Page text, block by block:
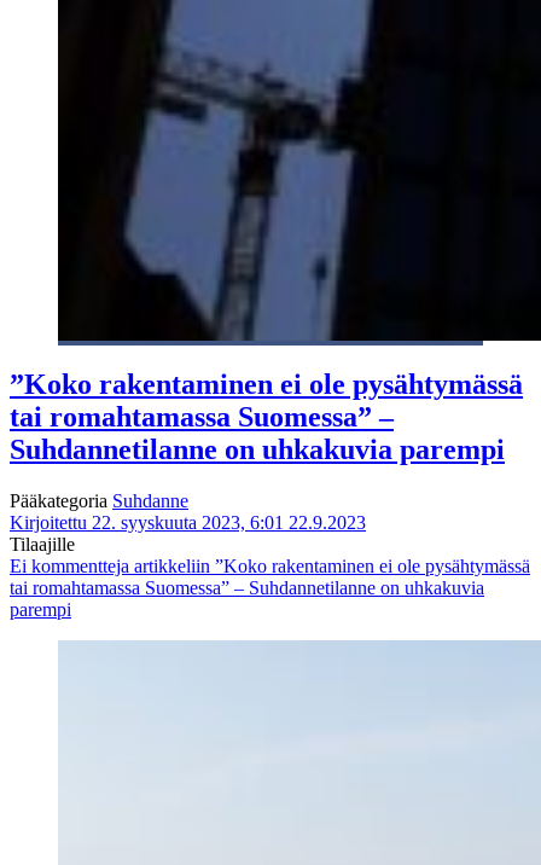
”Koko rakentaminen ei ole pysähtymässä
tai romahtamassa Suomessa” –
Suhdannetilanne on uhkakuvia parempi
Pääkategoria Suhdanne
Kirjoitettu 22. syyskuuta 2023, 6:01 22.9.2023
Tilaajille
Ei kommentteja artikkeliin ”Koko rakentaminen ei ole pysähtymässä
tai romahtamassa Suomessa” – Suhdannetilanne on uhkakuvia
parempi